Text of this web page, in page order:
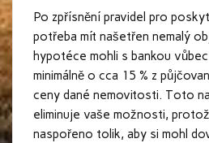
Po zpřísnění pravidel pro
potřeba mít našetřen nemalý
hypotéce mohli s bankou
minimálně o cca 15 % z
ceny dané nemovitosti. Toto
eliminuje vaše možnosti,
naspořeno tolik, aby si mohl